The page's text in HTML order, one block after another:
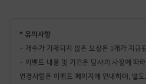
* 유의사항
- 개수가 기재되지 않은 보상은 1개가 지급
- 이벤트 내용 및 기간은 당사의 사정에 따
변경사항은 이벤트 페이지에 안내하며, 별